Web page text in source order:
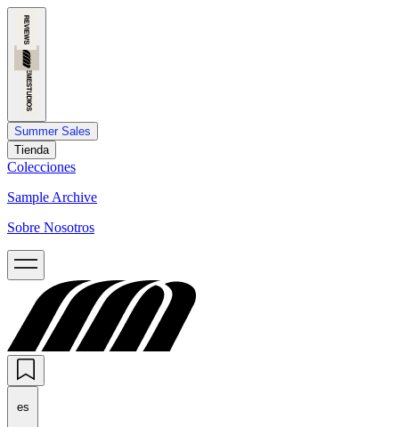
Summer Sales
Tienda
Colecciones
Sample Archive
Sobre Nosotros
es